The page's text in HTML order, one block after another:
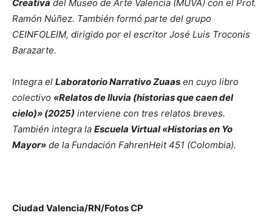
Creativa del Museo de Arte Valencia (MUVA) con el Prof.
Ramón Núñez. También formó parte del grupo
CEINFOLEIM, dirigido por el escritor José Luis Troconis
Barazarte.
Integra el Laboratorio Narrativo Zuaas en cuyo libro
colectivo «Relatos de lluvia (historias que caen del
cielo)» (2025) interviene con tres relatos breves.
También integra la Escuela Virtual «Historias en Yo
Mayor» de la Fundación FahrenHeit 451 (Colombia).
Ciudad Valencia/RN/Fotos CP